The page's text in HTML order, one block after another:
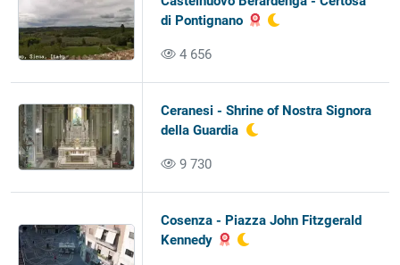
di Pontignano
4 656
Ceranesi - Shrine of Nostra Signora
della Guardia
9 730
Cosenza - Piazza John Fitzgerald
Kennedy